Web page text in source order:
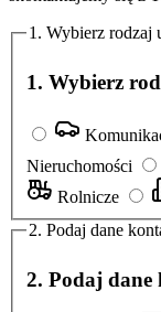
1. Wybierz rodzaj
1. Wybierz
Nieruchomości
Rolnicze
2. Podaj dane
2. Podaj dane